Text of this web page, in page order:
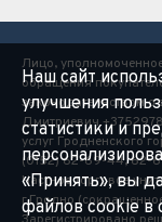
Лицо,
обращения
законодательством о
Дмитриевич
услуг Гродненского
(0152) 62-69-44, 62-
Частное торговое
г.Гродно
Наш сайт
улучшения
статистики и
«Принять», вы
файлов cookie в